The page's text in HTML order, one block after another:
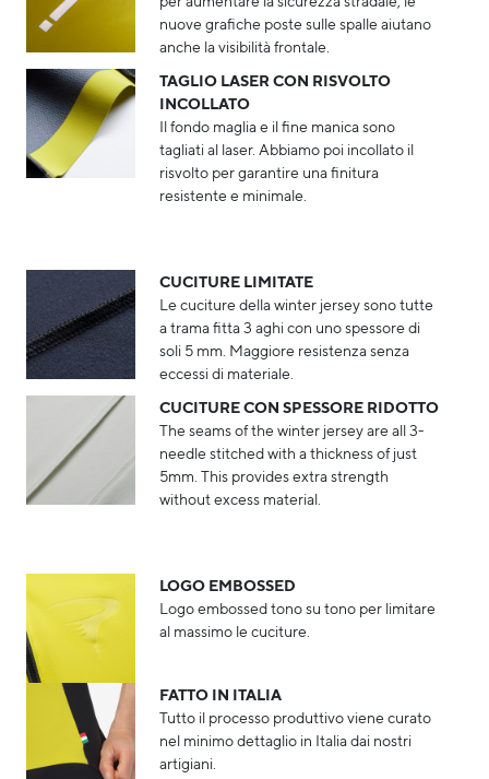
nuove grafiche poste sulle spalle aiutano
anche la visibilità frontale.
TAGLIO LASER CON RISVOLTO
INCOLLATO
Il fondo maglia e il fine manica sono
tagliati al laser. Abbiamo poi incollato il
risvolto per garantire una finitura
resistente e minimale.​
CUCITURE LIMITATE
Le cuciture della winter jersey sono tutte
a trama fitta 3 aghi con uno spessore di
soli 5 mm. Maggiore resistenza senza
eccessi di materiale.​
CUCITURE CON SPESSORE RIDOTTO
The seams of the winter jersey are all 3-
needle stitched with a thickness of just
5mm. This provides extra strength
without excess material.
LOGO EMBOSSED
Logo embossed tono su tono per limitare
al massimo le cuciture. ​
FATTO IN ITALIA
Tutto il processo produttivo viene curato
nel minimo dettaglio in Italia dai nostri
artigiani.​